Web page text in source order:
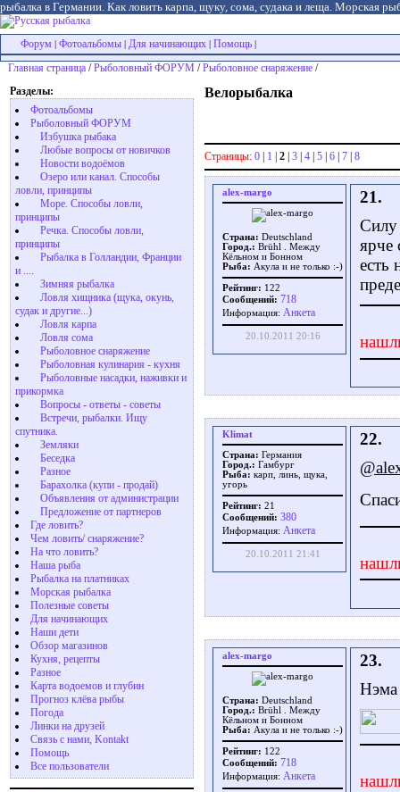
рыбалка в Германии. Как ловить карпа, щуку, сома, судака и леща. Морская
Форум Фотоальбомы Для начинающих Помощь
Главная страница /Рыболовный ФОРУМ /Рыболовное снаряжение /
Разделы:
Фотоальбомы
Рыболовный ФОРУМ
Избушка рыбака
Любые вопросы от новичков
Новости водоёмов
Озеро или канал. Способы
ловли, принципы
Море. Способы ловли,
принципы
Речка. Способы ловли,
принципы
Рыбалка в Голландии, Франции
и ....
Зимняя рыбалка
Ловля хищника (щука, окунь,
судак и другие...)
Ловля карпа
Ловля сома
Рыболовное снаряжение
Рыболовная кулинария - кухня
Рыболовные насадки, наживки и
прикормка
Вопросы - ответы - советы
Встречи, рыбалки. Ищу
спутника.
Земляки
Беседка
Разное
Барахолка (купи - продай)
Объявления от администрации
Предложение от партнеров
Где ловить?
Чем ловить/ снаряжение?
На что ловить?
Наша рыба
Рыбалка на платниках
Морская рыбалка
Полезные советы
Для начинающих
Наши дети
Обзор магазинов
Кухня, рецепты
Разное
Карта водоемов и глубин
Прогноз клёва рыбы
Погода
Линки на друзей
Связь с нами, Kontakt
Помощь
Все пользователи
Велорыбалка
Страницы: 0 | 1 | 2 | 3 | 4 | 5 | 6 | 7 | 8
alex-margo
Страна: Deutschland
Город.: Brühl . Между
Кёльном и Бонном
Рыба: Акула и не только :-)
Рейтинг: 122
Сообщений: 718
Информация: Aнкета
20.10.2011 20:16
21.
Силу
ярче
есть
Klimat
Страна: Германия
Город.: Гамбург
Рыба: карп, линь, щука,
угорь
Рейтинг: 21
Сообщений: 380
Информация: Aнкета
20.10.2011 21:41
22.
alex-margo
Страна: Deutschland
Город.: Brühl . Между
Кёльном и Бонном
Рыба: Акула и не только :-)
Рейтинг: 122
Сообщений: 718
Информация: Aнкета
23.